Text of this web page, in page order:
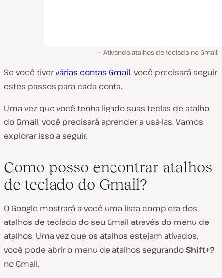
Ativando atalhos de teclado no Gmail.
Se você tivervárias contas Gmail, você precisará seguir
estes passos para cada conta.
Uma vez que você tenha ligado suas teclas de atalho
do Gmail, você precisará aprender a usá-las. Vamos
explorar isso a seguir.
Como posso encontrar atalhos
de teclado do Gmail?
O Google mostrará a você uma lista completa dos
atalhos de teclado do seu Gmail através do menu de
atalhos. Uma vez que os atalhos estejam ativados,
você pode abrir o menu de atalhos segurando Shift+?
no Gmail.